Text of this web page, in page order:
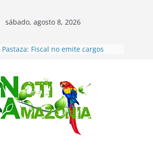
sábado, agosto 8, 2026
Pastaza: Fiscal no emite cargos
con una menor de10 años en
frontera sur
Napo: presunto sicariato en cantón
Archidona
Ecuador: dos jóvenes de 22 años
desaparecidos fueron encontrados
muertos en Puerto lopez